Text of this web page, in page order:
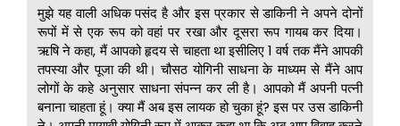
मुझे यह वाली अधिक पसंद है और इस प्रकार से डाकिनी ने अपने दोनों
रूपों में से एक रूप को वहां पर रखा और दूसरा रूप गायब कर दिया।
ऋषि ने कहा, मैं आपको हृदय से चाहता था इसीलिए 1 वर्ष तक मैंने आपकी
तपस्या और पूजा की थी। चौसठ योगिनी साधना के माध्यम से मैंने आप
लोगों के कहे अनुसार साधना संपन्न कर ली है। आपको मैं अपनी पत्नी
बनाना चाहता हूं। क्या मैं अब इस लायक हो चुका हूं? इस पर उस डाकिनी